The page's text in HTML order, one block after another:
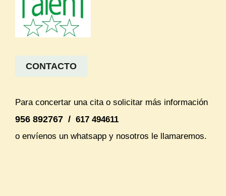
CONTACTO
Para concertar una cita o solicitar más información
956 892767 / 617 494611
o envíenos un whatsapp y nosotros le llamaremos.